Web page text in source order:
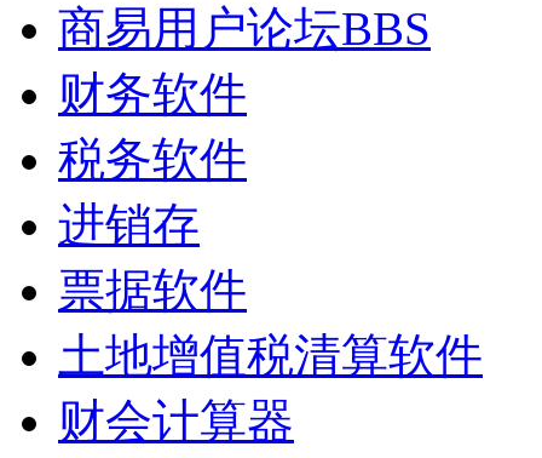
商易用户论坛BBS
财务软件
税务软件
进销存
票据软件
土地增值税清算软件
财会计算器